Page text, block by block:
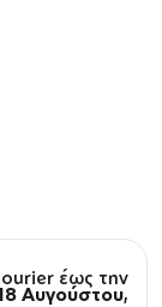
έως την
Αυγούστου,